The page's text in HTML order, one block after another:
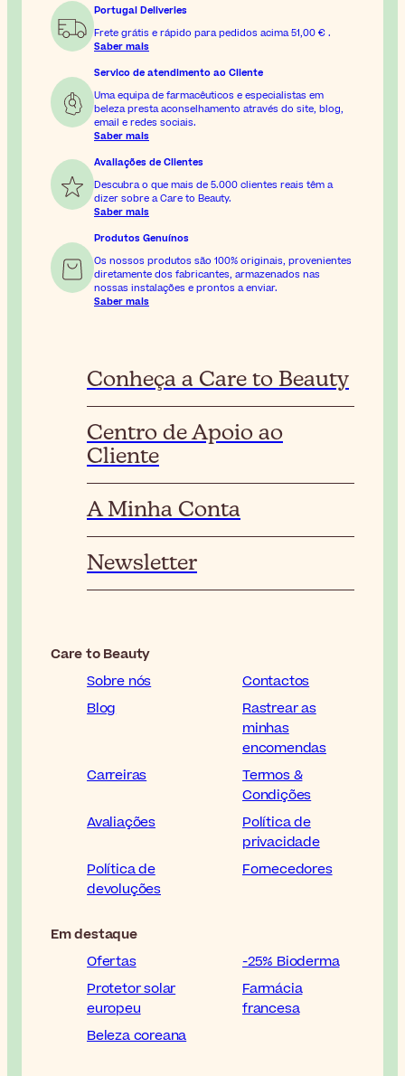
Portugal Deliveries
Frete grátis e rápido para pedidos acima51,00 € .
Saber mais
Servico de atendimento ao Cliente
Uma equipa de farmacêuticos e especialistas em
beleza presta aconselhamento através do site, blog,
email e redes sociais.
Saber mais
Avaliações de Clientes
Descubra o que mais de 5.000 clientes reais têm a
dizer sobre a Care to Beauty.
Saber mais
Produtos Genuínos
Os nossos produtos são 100% originais, provenientes
diretamente dos fabricantes, armazenados nas
nossas instalações e prontos a enviar.
Saber mais
Conheça a Care to Beauty
Centro de Apoio ao
Cliente
A Minha Conta
Newsletter
Care to Beauty
Sobre nós
Contactos
Blog
Rastrear as
minhas
encomendas
Carreiras
Termos &
Condições
Avaliações
Política de
privacidade
Política de
devoluções
Fornecedores
Em destaque
Ofertas
-25% Bioderma
Protetor solar
europeu
Farmácia
francesa
Beleza coreana